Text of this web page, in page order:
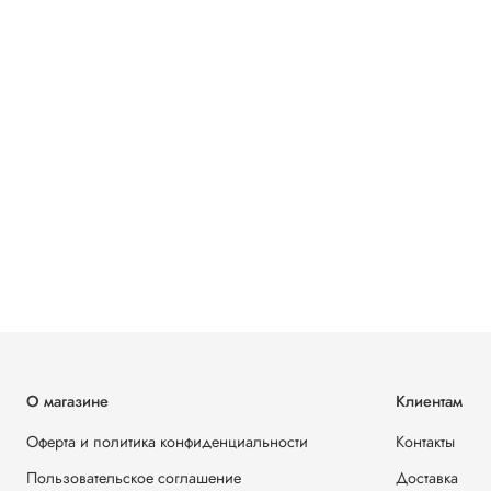
О магазине
Оферта и политика конфиденциальности
Пользовательское соглашение
Клиентам
Контакты
Доставка